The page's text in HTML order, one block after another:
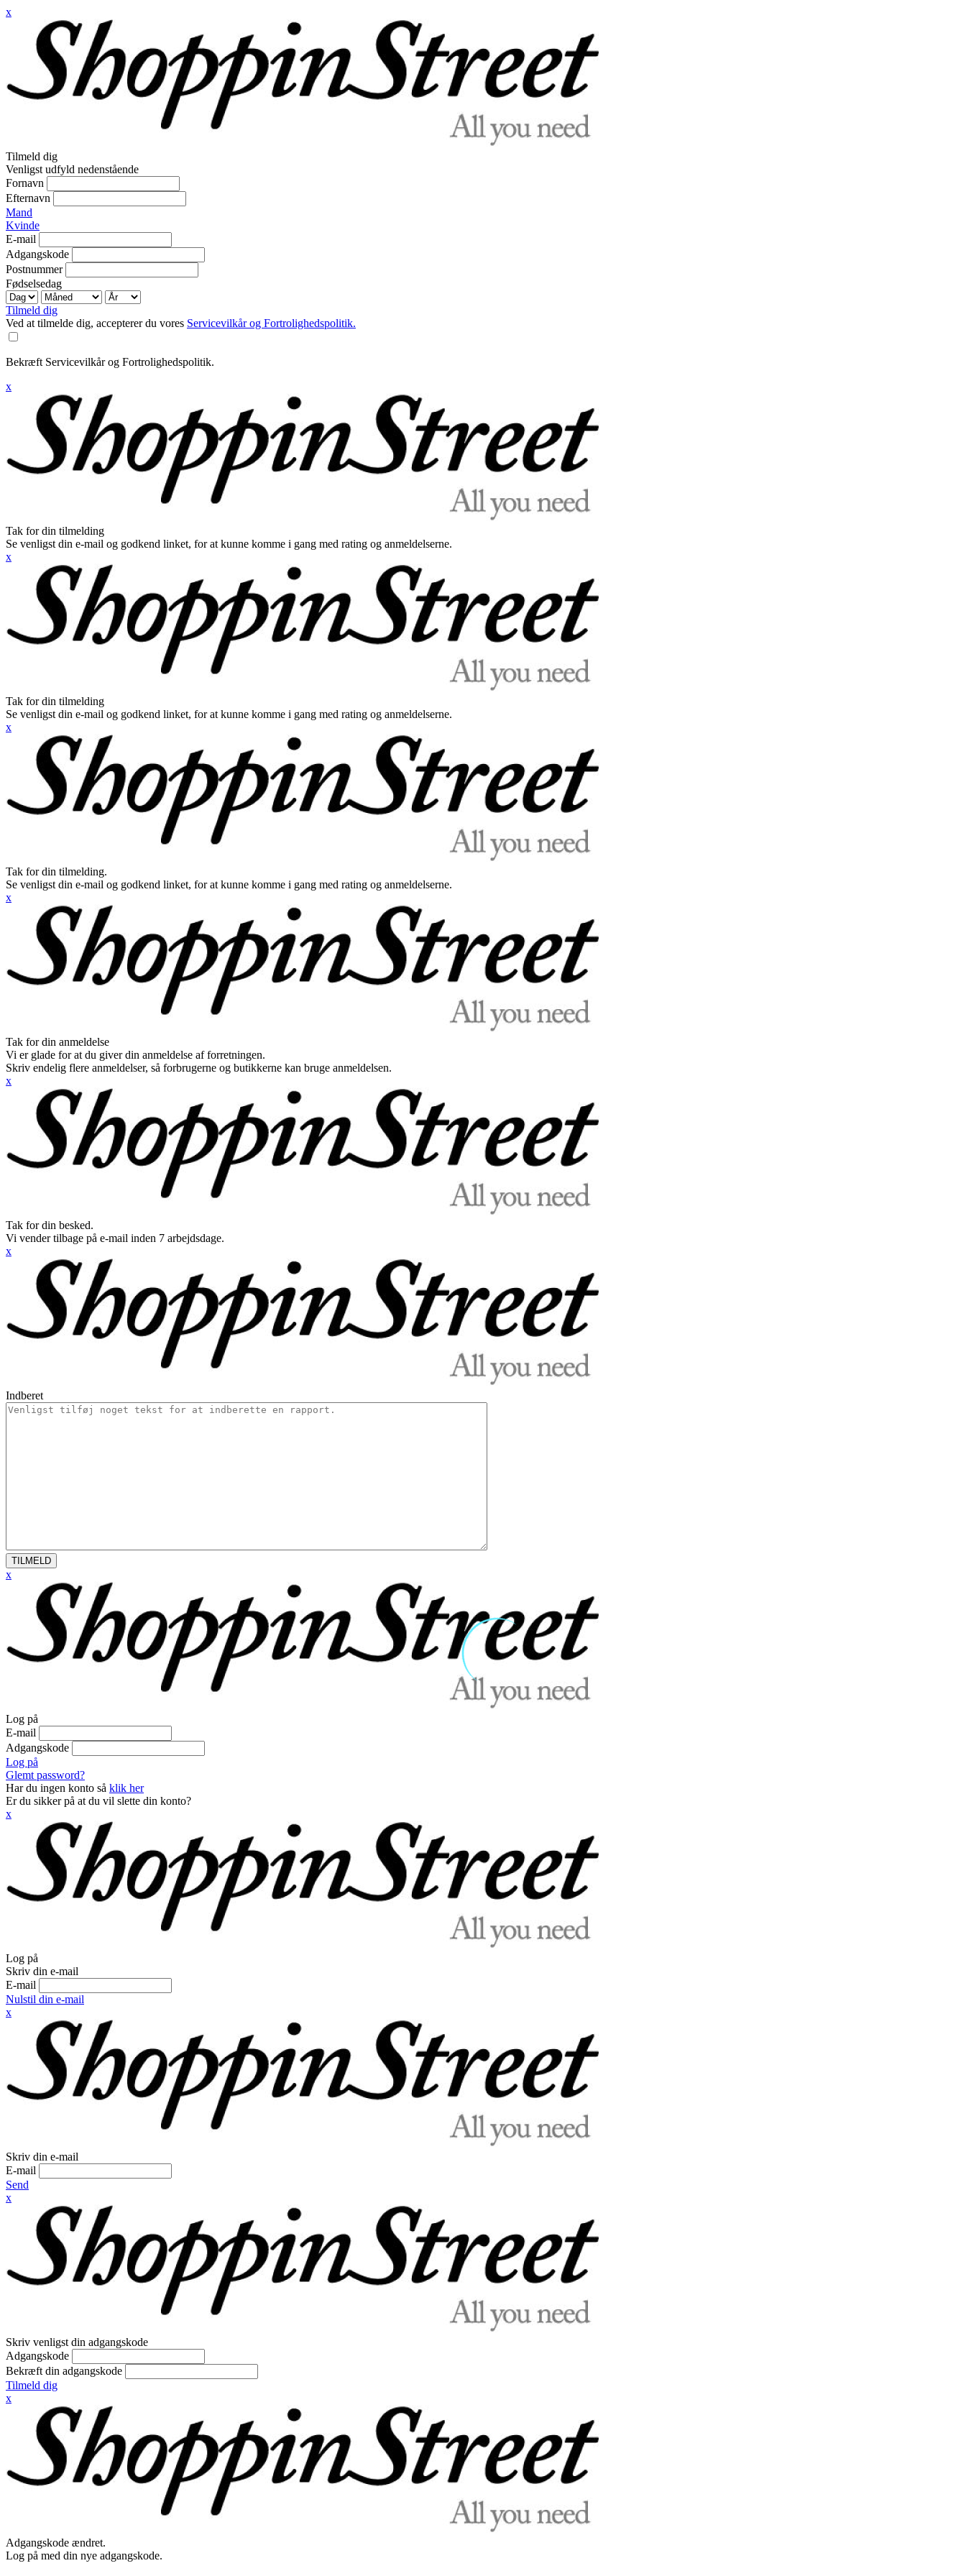
x
Tilmeld dig
Venligst udfyld nedenstående
Fornavn
Efternavn
Mand
Kvinde
E-mail
Adgangskode
Postnummer
Fødselsedag
Tilmeld dig
Ved at tilmelde dig, accepterer du vores Servicevilkår og Fortrolighedspolitik.
Bekræft Servicevilkår og Fortrolighedspolitik.
x
Tak for din tilmelding
Se venligst din e-mail og godkend linket, for at kunne komme i gang med rating og anmeldelserne.
x
Tak for din tilmelding
Se venligst din e-mail og godkend linket, for at kunne komme i gang med rating og anmeldelserne.
x
Tak for din tilmelding.
Se venligst din e-mail og godkend linket, for at kunne komme i gang med rating og anmeldelserne.
x
Tak for din anmeldelse
Vi er glade for at du giver din anmeldelse af forretningen.
Skriv endelig flere anmeldelser, så forbrugerne og butikkerne kan bruge anmeldelsen.
x
Tak for din besked.
Vi vender tilbage på e-mail inden 7 arbejdsdage.
x
Indberet
TILMELD
x
Log på
E-mail
Adgangskode
Log på
Glemt password?
Har du ingen konto så klik her
Er du sikker på at du vil slette din konto?
x
Log på
Skriv din e-mail
E-mail
Nulstil din e-mail
x
Skriv din e-mail
E-mail
Send
x
Skriv venligst din adgangskode
Adgangskode
Bekræft din adgangskode
Tilmeld dig
x
Adgangskode ændret.
Log på med din nye adgangskode.